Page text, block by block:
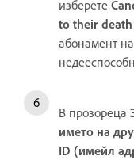
изберете
to their
абонамент
В прозореца
името на
ID (имейл